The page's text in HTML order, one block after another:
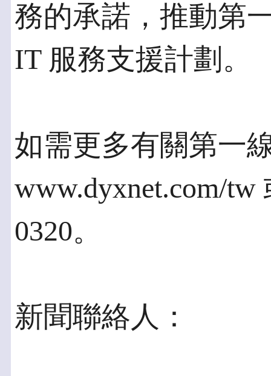
務的承諾，推動第
IT 服務支援計劃。
如需更多有關第一
www.dyxnet.com/tw
0320。
新聞聯絡人：